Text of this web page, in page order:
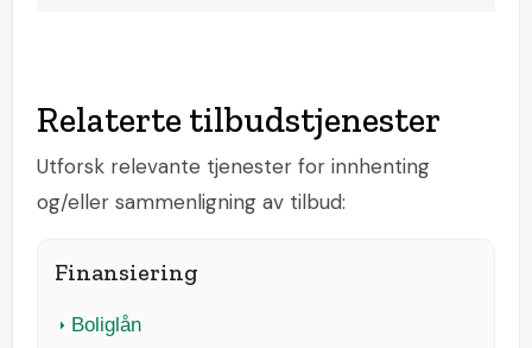
Relaterte tilbudstjenester
Utforsk relevante tjenester for innhenting
og/eller sammenligning av tilbud:
Finansiering
Boliglån